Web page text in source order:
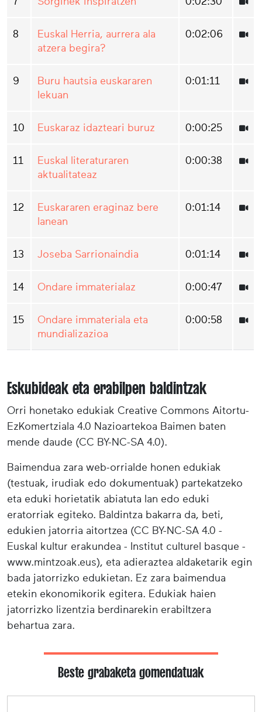
8
Euskal Herria, aurrera ala
atzera begira?
0:02:06
9
Buru hautsia euskararen
lekuan
0:01:11
10 Euskaraz idazteari buruz 0:00:25
11
Euskal literaturaren
aktualitateaz
0:00:38
12
Euskararen eraginaz bere
lanean
0:01:14
13 Joseba Sarrionaindia 0:01:14
14 Ondare immaterialaz 0:00:47
15
Ondare immateriala eta
mundializazioa
0:00:58
Eskubideak eta erabilpen baldintzak
Orri honetako edukiak Creative Commons Aitortu-
EzKomertziala 4.0 Nazioartekoa Baimen baten
mende daude (CC BY-NC-SA 4.0).
Baimendua zara web-orrialde honen edukiak
(testuak, irudiak edo dokumentuak) partekatzeko
eta eduki horietatik abiatuta lan edo eduki
eratorriak egiteko. Baldintza bakarra da, beti,
edukien jatorria aitortzea (CC BY-NC-SA 4.0 -
Euskal kultur erakundea - Institut culturel basque -
www.mintzoak.eus), eta adieraztea aldaketarik egin
bada jatorrizko edukietan. Ez zara baimendua
etekin ekonomikorik egitera. Edukiak haien
jatorrizko lizentzia berdinarekin erabiltzera
behartua zara.
Beste grabaketa gomendatuak